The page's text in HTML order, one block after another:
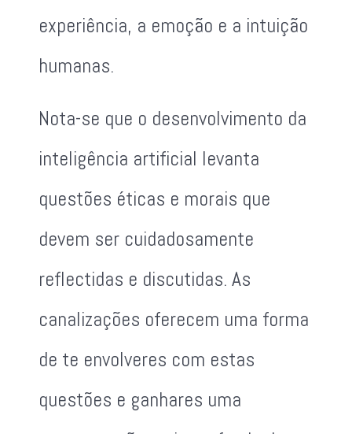
experiência, a emoção e a intuição
humanas.
Nota-se que o desenvolvimento da
inteligência artificial levanta
questões éticas e morais que
devem ser cuidadosamente
reflectidas e discutidas. As
canalizações oferecem uma forma
de te envolveres com estas
questões e ganhares uma